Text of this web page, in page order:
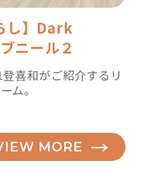
し】Dark
ニール２
喜和がご紹介するリ
ム。
MORE